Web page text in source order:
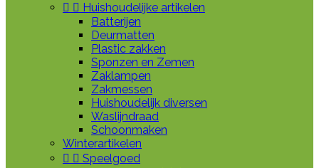
  Huishoudelijke artikelen
Batterijen
Deurmatten
Plastic zakken
Sponzen en Zemen
Zaklampen
Zakmessen
Huishoudelijk diversen
Waslijndraad
Schoonmaken
Winterartikelen
  Speelgoed